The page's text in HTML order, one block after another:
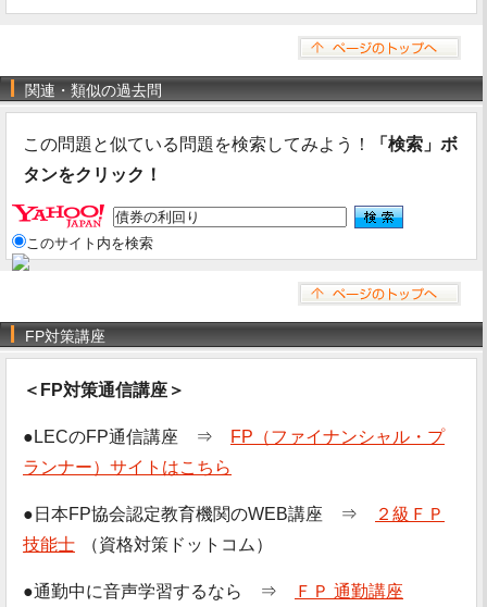
関連・類似の過去問
この問題と似ている問題を検索してみよう！
「検索」ボ
タンをクリック！
このサイト内を検索
FP対策講座
＜FP対策通信講座＞
●LECのFP通信講座 ⇒
FP（ファイナンシャル・プ
ランナー）サイトはこちら
●日本FP協会認定教育機関のWEB講座 ⇒
２級ＦＰ
技能士
（資格対策ドットコム）
●通勤中に音声学習するなら ⇒ ＦＰ 通勤講座